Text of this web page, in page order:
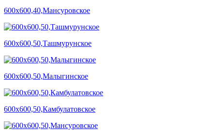
600х600,40,Мансуровское
600х600,50,Ташмурунское
600х600,50,Малыгинское
600х600,50,Камбулатовское